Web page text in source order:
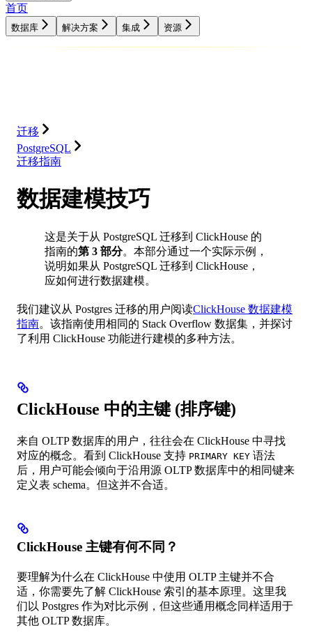
首页
数据库 解决方案 集成 资源
迁移
PostgreSQL
迁移指南
数据建模技巧
这是关于从 PostgreSQL 迁移到 ClickHouse 的
指南的第 3 部分。本部分通过一个实际示例，
说明如果从 PostgreSQL 迁移到 ClickHouse，
应如何进行数据建模。
我们建议从 Postgres 迁移的用户阅读ClickHouse 数据建模
指南。该指南使用相同的 Stack Overflow 数据集，并探讨
了利用 ClickHouse 功能进行建模的多种方法。
ClickHouse 中的主键 (排序键)
来自 OLTP 数据库的用户，往往会在 ClickHouse 中寻找
对应的概念。看到 ClickHouse 支持 PRIMARY KEY 语法
后，用户可能会倾向于沿用源 OLTP 数据库中的相同键来
定义表 schema。但这并不合适。
ClickHouse 主键有何不同？
要理解为什么在 ClickHouse 中使用 OLTP 主键并不合
适，你需要先了解 ClickHouse 索引的基本原理。这里我
们以 Postgres 作为对比示例，但这些通用概念同样适用于
其他 OLTP 数据库。